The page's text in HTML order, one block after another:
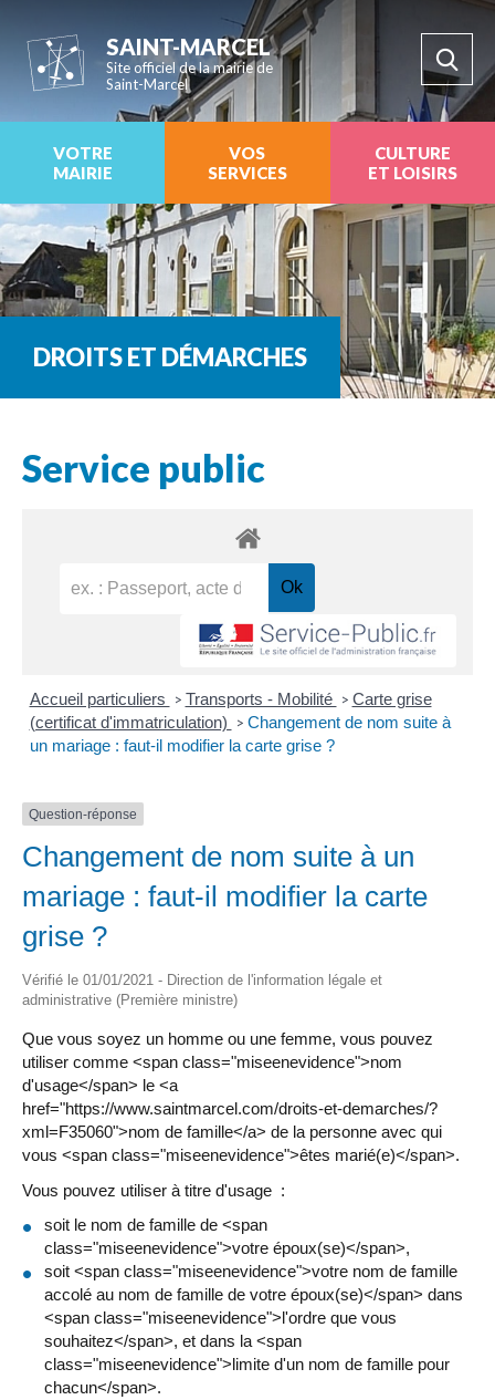
SAINT-MARCEL
Site officiel de la mairie de
Saint-Marcel
VOTRE
MAIRIE
VOS
SERVICES
CULTURE
ET LOISIRS
DROITS ET DÉMARCHES
Service public
Accueil particuliers > Transports - Mobilité > Carte grise
(certificat d'immatriculation)
> Changement de nom suite à
un mariage : faut-il modifier la carte grise ?
Question-réponse
Changement de nom suite à un
mariage : faut-il modifier la carte
grise ?
Vérifié le 01/01/2021 - Direction de l'information légale et
administrative (Première ministre)
Que vous soyez un homme ou une femme, vous pouvez
utiliser comme <span class="miseenevidence">nom
d'usage</span> le <a
href="https://www.saintmarcel.com/droits-et-demarches/?
xml=F35060">nom de famille</a> de la personne avec qui
vous <span class="miseenevidence">êtes marié(e)</span>.
Vous pouvez utiliser à titre d'usage :
soit le nom de famille de <span
class="miseenevidence">votre époux(se)</span>,
soit <span class="miseenevidence">votre nom de famille
accolé au nom de famille de votre époux(se)</span> dans
<span class="miseenevidence">l'ordre que vous
souhaitez</span>, et dans la <span
class="miseenevidence">limite d'un nom de famille pour
chacun</span>.